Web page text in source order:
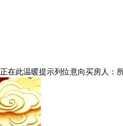
此温暖提示列位意向买房人：